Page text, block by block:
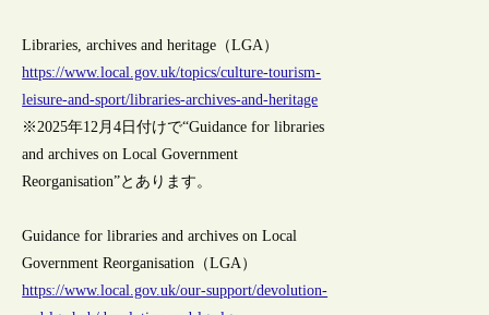
Libraries, archives and heritage（LGA）
https://www.local.gov.uk/topics/culture-tourism-
leisure-and-sport/libraries-archives-and-heritage
※2025年12月4日付けで“Guidance for libraries
and archives on Local Government
Reorganisation”とあります。
Guidance for libraries and archives on Local
Government Reorganisation（LGA）
https://www.local.gov.uk/our-support/devolution-